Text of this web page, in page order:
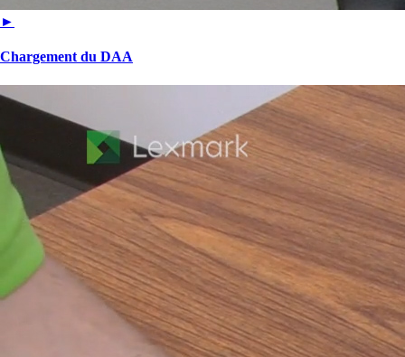
►
Chargement du DAA